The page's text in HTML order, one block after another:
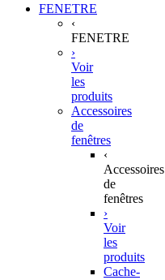
FENETRE
‹
FENETRE
›
Voir
les
produits
Accessoires
de
fenêtres
‹
Accessoires
de
fenêtres
›
Voir
les
produits
Cache-